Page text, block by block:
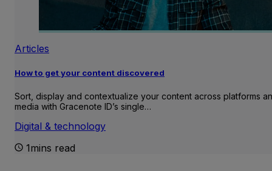
Articles
How to get your content discovered
Sort, display and contextualize your content across platforms
media with Gracenote ID’s single…
Digital & technology
1mins read